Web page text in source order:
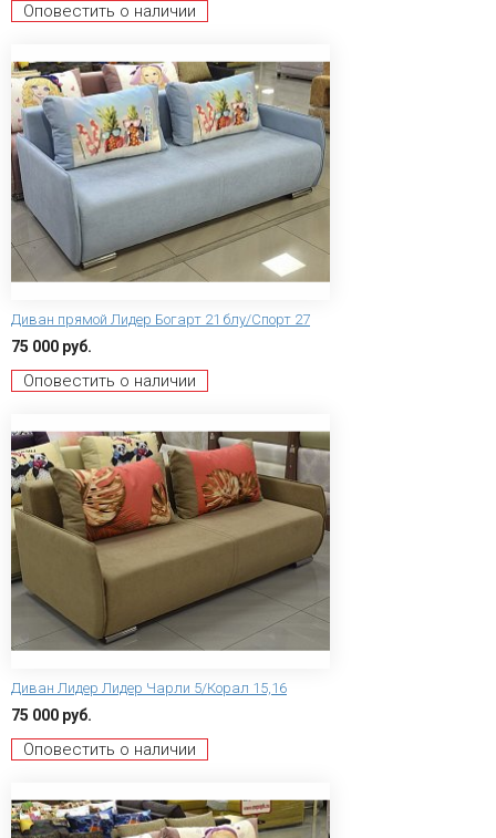
Оповестить о наличии
Диван прямой Лидер Богарт 21 блу/Спорт 27
75 000 руб.
Оповестить о наличии
Диван Лидер Лидер Чарли 5/Корал 15,16
75 000 руб.
Оповестить о наличии